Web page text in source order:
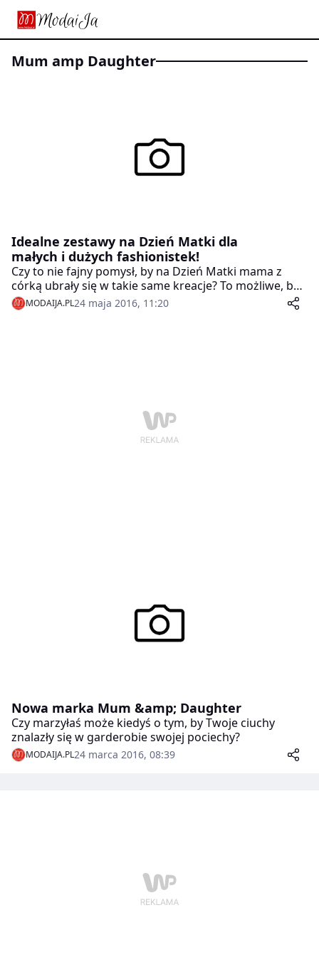
Mum amp Daughter
Idealne zestawy na Dzień Matki dla
małych i dużych fashionistek!
Czy to nie fajny pomysł, by na Dzień Matki mama z
córką ubrały się w takie same kreacje? To możliwe, bo
mamy dla Was idealne wprost zestawy dla małych i
dużych fashionistek!
MODAIJA.PL24 maja 2016, 11:20
Nowa marka Mum &amp; Daughter
Czy marzyłaś może kiedyś o tym, by Twoje ciuchy
znalazły się w garderobie swojej pociechy?
MODAIJA.PL24 marca 2016, 08:39